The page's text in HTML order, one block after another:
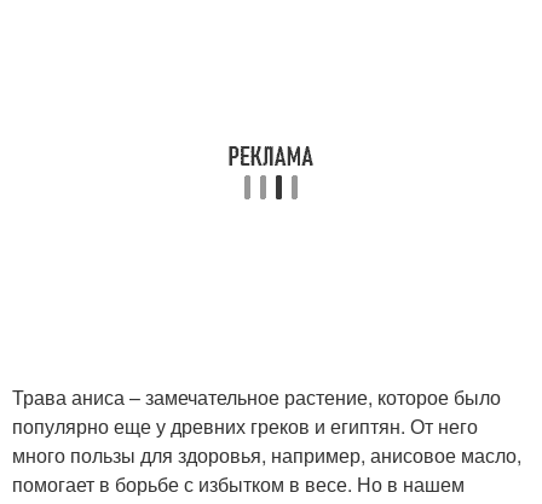
Трава аниса – замечательное растение, которое было
популярно еще у древних греков и египтян. От него
много пользы для здоровья, например, анисовое масло,
помогает в борьбе с избытком в весе. Но в нашем